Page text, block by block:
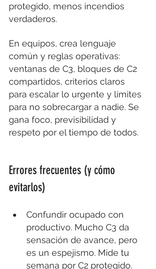
protegido, menos incendios
verdaderos.
En equipos, crea lenguaje
común y reglas operativas:
ventanas de C3, bloques de C2
compartidos, criterios claros
para escalar lo urgente y límites
para no sobrecargar a nadie. Se
gana foco, previsibilidad y
respeto por el tiempo de todos.
Errores frecuentes (y cómo
evitarlos)
Confundir ocupado con
productivo. Mucho C3 da
sensación de avance, pero
es un espejismo. Mide tu
semana por C2 protegido.